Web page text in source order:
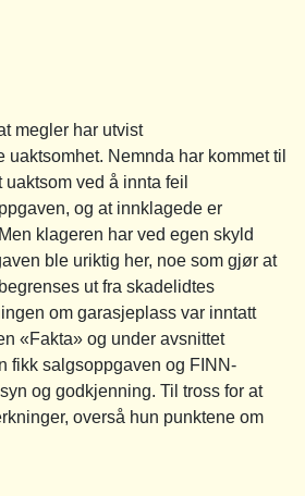
megler har utvist
Nemnda har kommet til
ved å innta feil
og at innklagede er
klageren har ved egen skyld
ble uriktig her, noe som gjør at
ut fra skadelidtes
om garasjeplass var inntatt
«Fakta» og under avsnittet
fikk salgsoppgaven og FINN-
og godkjenning. Til tross for at
overså hun punktene om